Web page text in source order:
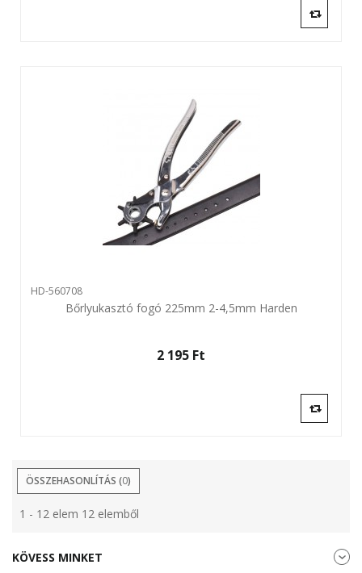
HD-560708
Bőrlyukasztó fogó 225mm 2-4,5mm Harden
2 195 Ft‎
ÖSSZEHASONLÍTÁS (0)
1 - 12 elem 12 elemből
KÖVESS MINKET